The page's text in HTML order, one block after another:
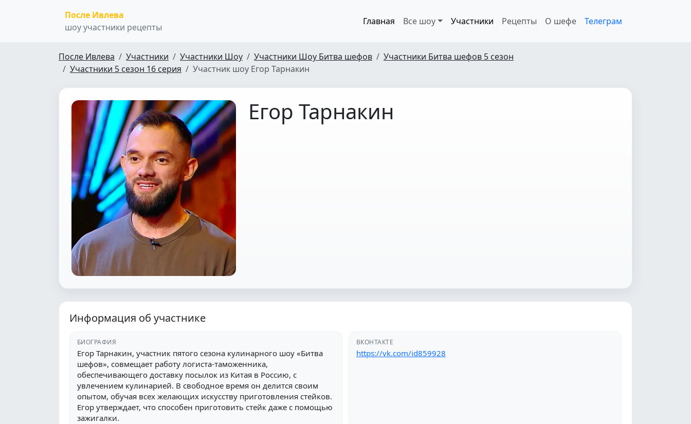
После Ивлева
шоу участники рецепты
Главная Все шоу Участники Рецепты О шефе Телеграм
После Ивлева Участники Участники Шоу Участники Шоу Битва шефов
Участники Битва шефов 5 сезон
Участники 5 сезон 16 серия
Участник шоу Егор Тарнакин
Егор Тарнакин
Информация об участнике
БИОГРАФИЯ
Егор Тарнакин, участник пятого сезона кулинарного шоу «Битва
шефов», совмещает работу логиста-таможенника,
обеспечивающего доставку посылок из Китая в Россию, с
увлечением кулинарией. В свободное время он делится своим
опытом, обучая всех желающих искусству приготовления стейков.
Егор утверждает, что способен приготовить стейк даже с помощью
зажигалки.
ВКОНТАКТЕ
https://vk.com/id859928